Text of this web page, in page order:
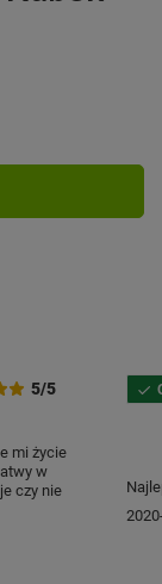
5/5
mi życie
w
czy nie